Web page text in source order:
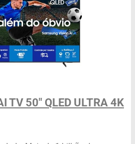
TV 50" QLED ULTRA 4K